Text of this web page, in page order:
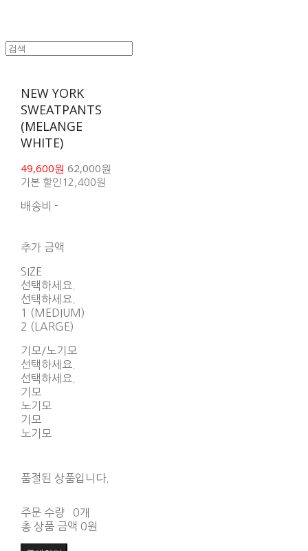
NEW YORK
SWEATPANTS
(MELANGE
WHITE)
49,600원 62,000원
기본 할인 12,400원
배송비 -
추가 금액
SIZE
선택하세요.
선택하세요.
1 (MEDIUM)
2 (LARGE)
기모/노기모
선택하세요.
선택하세요.
기모
노기모
기모
노기모
품절된 상품입니다.
주문 수량
0개
총 상품 금액 0원